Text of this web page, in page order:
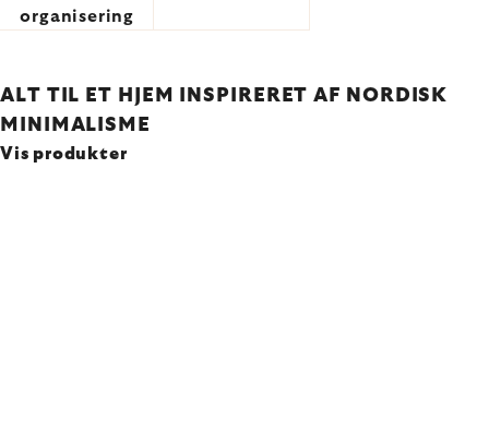
organisering
ALT TIL ET HJEM INSPIRERET AF NORDISK
MINIMALISME
Vis produkter